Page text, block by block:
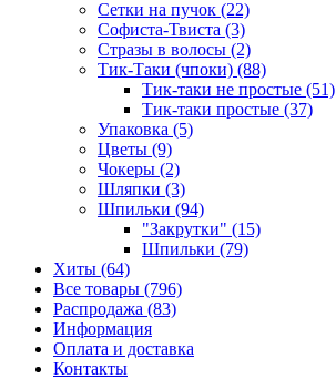
Сетки на пучок (22)
Софиста-Твиста (3)
Стразы в волосы (2)
Тик-Таки (чпоки) (88)
Тик-таки не простые (51)
Тик-таки простые (37)
Упаковка (5)
Цветы (9)
Чокеры (2)
Шляпки (3)
Шпильки (94)
"Закрутки" (15)
Шпильки (79)
Хиты (64)
Все товары (796)
Распродажа (83)
Информация
Оплата и доставка
Контакты